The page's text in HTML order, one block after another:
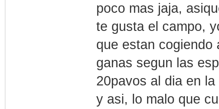
poco mas jaja,
te gusta el campo,
que estan
ganas segun las
20pavos al dia en
y asi, lo malo que